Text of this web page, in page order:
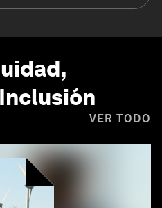
VER TODO